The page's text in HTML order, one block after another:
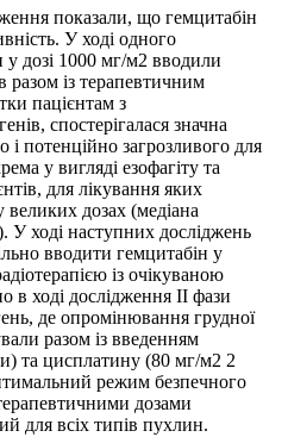
показали, що гемцитабін
У ході одного
у дозі 1000 мг/м2 вводили
разом із терапевтичним
пацієнтам з
спостерігалася значна
і потенційно загрозливого для
у вигляді езофагіту та
для лікування яких
великих дозах (медіана
У ході наступних досліджень
вводити гемцитабін у
із очікуваною
в ході дослідження II фази
де опромінювання грудної
разом із введенням
та цисплатину (80 мг/м2 2
режим безпечного
дозами
для всіх типів пухлин.